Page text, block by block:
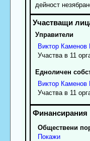
дейност
Управители
Виктор Каменов
Участва в 11
Едноличен
Виктор Каменов
Участва в 11
Обществени
Покажи